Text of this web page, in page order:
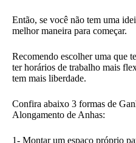
Então, se você não tem uma
melhor maneira para começar.
Recomendo escolher uma que
ter horários de trabalho mais
tem mais liberdade.
Confira abaixo 3 formas de
Alongamento de Anhas:
1- Montar um espaço próprio